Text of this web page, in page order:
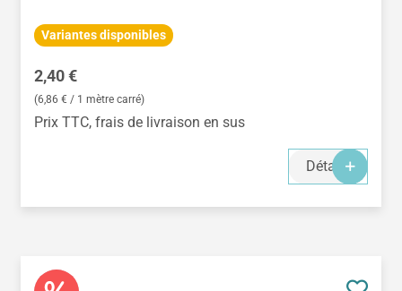
Variantes disponibles
Prix régulier :
2,40 €
(6,86 € / 1 mètre carré)
Prix TTC, frais de livraison en sus
Détails